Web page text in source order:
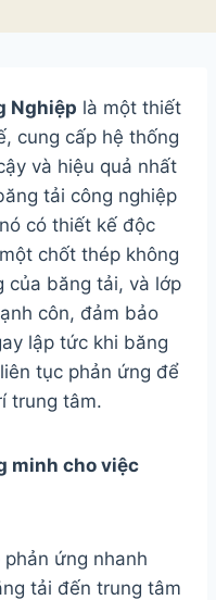
Nghiệp là một thiết
cung cấp hệ thống
và hiệu quả nhất
tải công nghiệp
có thiết kế độc
chốt thép không
của băng tải, và lớp
côn, đảm bảo
lập tức khi băng
tục phản ứng để
trung tâm.
minh cho việc
ứng nhanh
tải đến trung tâm